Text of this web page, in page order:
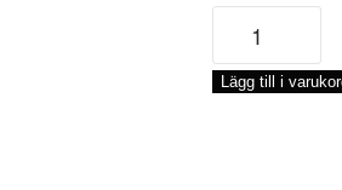
BRUNSÅPA
6
BURK,
Lägg till i